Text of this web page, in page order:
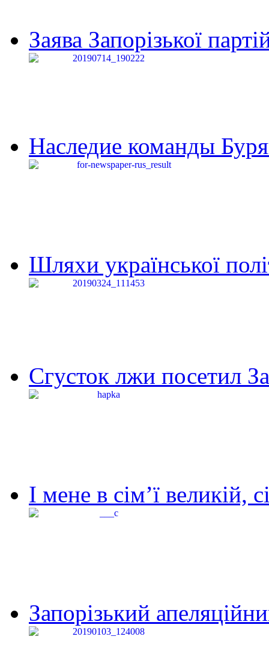
Заява Запорізької
Наследие команды
Шляхи української
Сгусток лжи посетил
І мене в сім’ї великій,
Запорізький